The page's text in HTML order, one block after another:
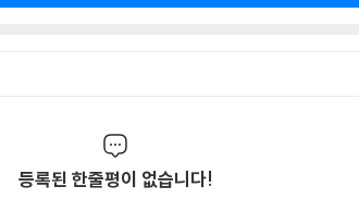
등록된 한줄평이 없습니다!